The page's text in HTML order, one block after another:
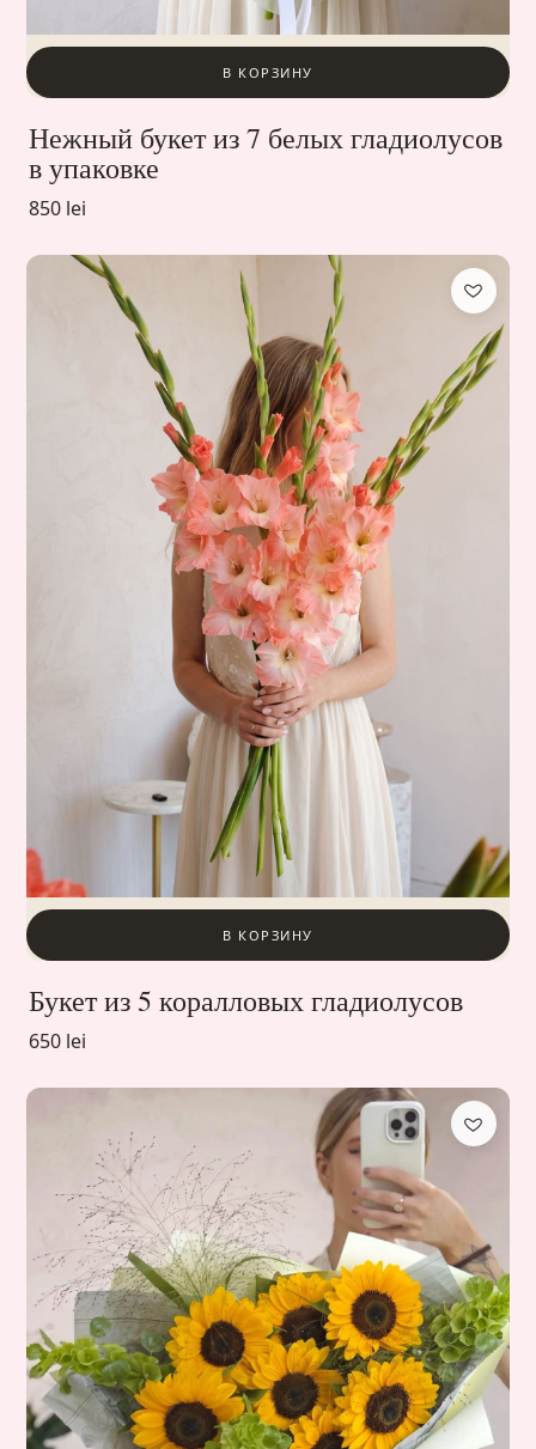
В КОРЗИНУ
Нежный букет из 7 белых гладиолусов
в упаковке
850 lei
В КОРЗИНУ
Букет из 5 коралловых гладиолусов
650 lei